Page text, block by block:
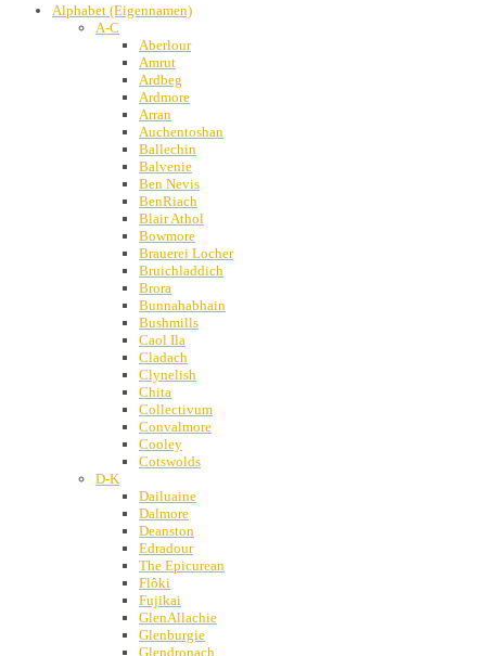
Alphabet (Eigennamen)
A-C
Aberlour
Amrut
Ardbeg
Ardmore
Arran
Auchentoshan
Ballechin
Balvenie
Ben Nevis
BenRiach
Blair Athol
Bowmore
Brauerei Locher
Bruichladdich
Brora
Bunnahabhain
Bushmills
Caol Ila
Cladach
Clynelish
Chita
Collectivum
Convalmore
Cooley
Cotswolds
D-K
Dailuaine
Dalmore
Deanston
Edradour
The Epicurean
Flôki
Fujikai
GlenAllachie
Glenburgie
Glendronach